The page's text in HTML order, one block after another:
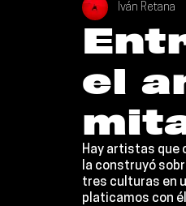
Si Te Gusta... Te Recomendamos A...
Poder Latino Que Descubrir
el
Iván Retana
Hay artistas que
la construyó
tres culturas en
platicamos con